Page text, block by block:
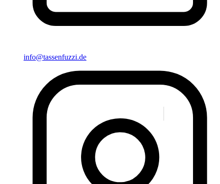
info@tassenfuzzi.de